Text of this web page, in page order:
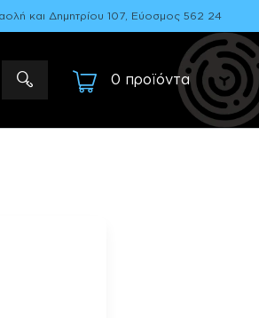
και Δημητρίου 107, Εύοσμος 562 24
0 προϊόντα-